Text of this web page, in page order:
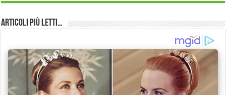
Articoli più Letti…